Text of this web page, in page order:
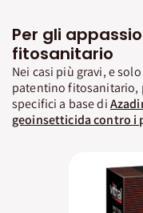
Per gli
fitosanitario
Nei casi più gravi, e
patentino fitosanitario,
specifici a base di
geoinsetticida contro i